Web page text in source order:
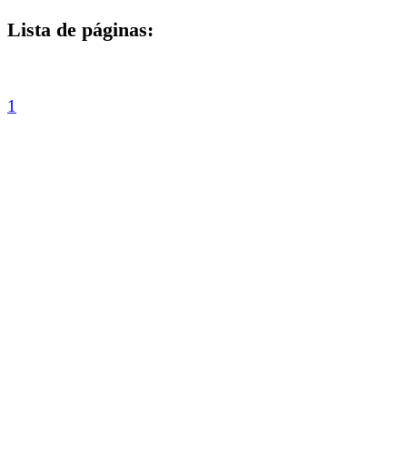
Lista de páginas:
1